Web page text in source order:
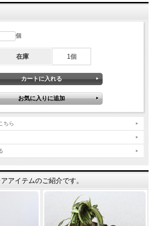
個
在庫 1個
ちら
アイテムのご紹介です。